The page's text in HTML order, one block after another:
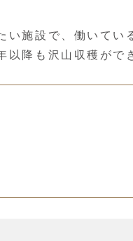
施設で、働いて
降も沢山収穫がで